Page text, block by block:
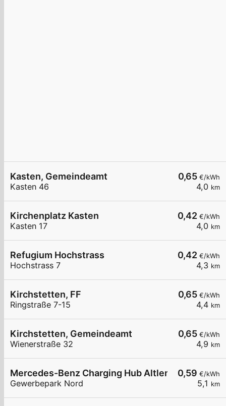
0,65 €/kWh
4,0 km
Kasten, Gemeindeamt
Kasten 46
0,42 €/kWh
4,0 km
Kirchenplatz Kasten
Kasten 17
0,42 €/kWh
4,3 km
Refugium Hochstrass
Hochstrass 7
0,65 €/kWh
4,4 km
Kirchstetten, FF
Ringstraße 7-15
0,65 €/kWh
4,9 km
Kirchstetten, Gemeindeamt
Wienerstraße 32
0,59 €/kWh
5,1 km
Mercedes-Benz Charging Hub Altlengbach
Gewerbepark Nord